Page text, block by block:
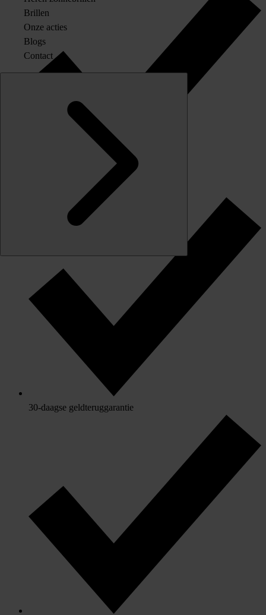
Originele merkglazen op sterkte
30-daagse geldteruggarantie
Brillen
Onze acties
Blogs
Contact